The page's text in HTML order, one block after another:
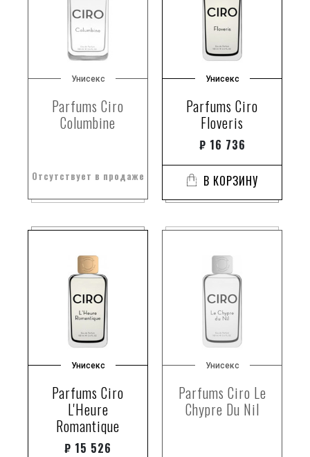
Унисекс
Parfums Ciro
Columbine
Отсутствует в продаже
Унисекс
Parfums Ciro
Floveris
₽ 16 736
В КОРЗИНУ
Унисекс
Parfums Ciro
L'Heure
Romantique
₽ 15 526
Унисекс
Parfums Ciro Le
Chypre Du Nil